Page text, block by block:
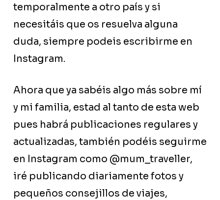
temporalmente a otro país y si
necesitáis que os resuelva alguna
duda, siempre podeis escribirme en
Instagram.
Ahora que ya sabéis algo más sobre mí
y mi familia, estad al tanto de esta web
pues habrá publicaciones regulares y
actualizadas, también podéis seguirme
en Instagram como @mum_traveller,
iré publicando diariamente fotos y
pequeños consejillos de viajes,